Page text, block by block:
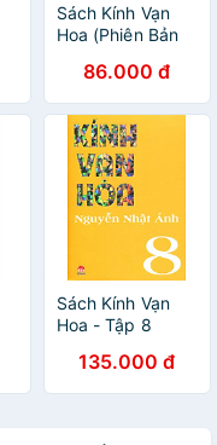
Sách Kính Vạn
Hoa (Phiên Bản
86.000 đ
Sách Kính Vạn
Hoa - Tập 8
135.000 đ